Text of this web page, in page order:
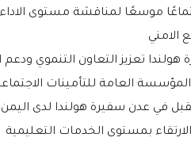
موسعًا لمناقشة مستوى
الامني
تعزيز التعاون التنموي ودعم
العامة للتأمينات
في عدن سفيرة هولندا لدى اليمن
بمستوى الخدمات التعليمية